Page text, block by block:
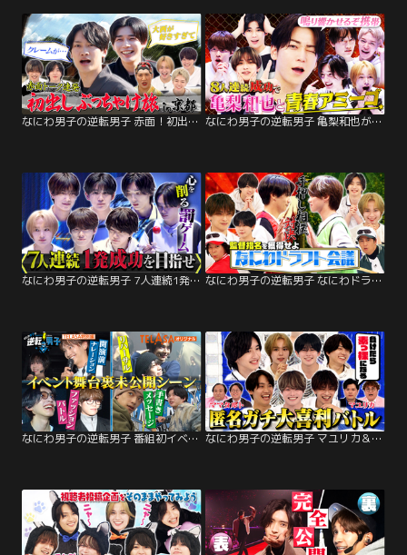
なにわ男子の逆転男子 赤面！初出しぶっちゃけ旅in京都 大橋＆西畑の異常な愛情告白！ なにわ男子の逆転男子 亀梨和也が登場！全員成功で最高の青春アミーゴがしたい！
なにわ男子の逆転男子 7人連続1発成功なるか！？「一発成功男子」心を削る罰ゲーム なにわ男子の逆転男子 なにわドラフト会議！指名争い＆手押し相撲ガチバトル！
なにわ男子の逆転男子 番組初イベント舞台裏に完全密着！【未公開版】 なにわ男子の逆転男子 マユリカ＆ママタルト参戦！匿名で芸人とガチ大喜利対決！！